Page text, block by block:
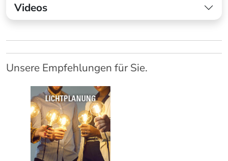
Videos
Unsere Empfehlungen für Sie.